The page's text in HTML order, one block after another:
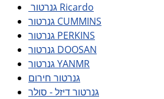
גנרטור Ricardo
גנרטור CUMMINS
גנרטור PERKINS
גנרטור DOOSAN
גנרטור YANMR
גנרטור חירום
גנרטור דיזל - סולר